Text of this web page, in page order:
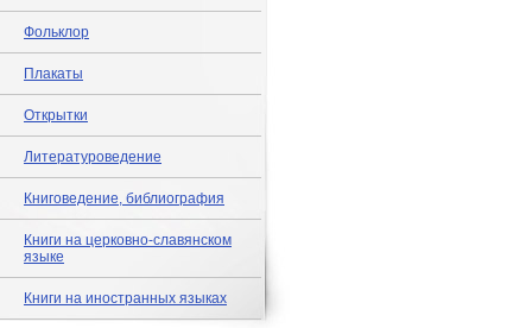
Фольклор
Плакаты
Открытки
Литературоведение
Книговедение, библиография
Книги на церковно-славянском
языке
Книги на иностранных языках